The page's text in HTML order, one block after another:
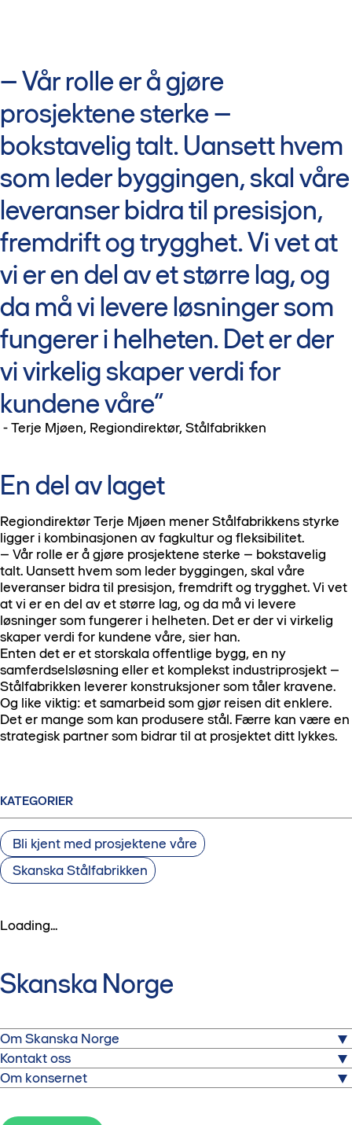
– Vår rolle er å gjøre
prosjektene sterke –
bokstavelig talt. Uansett hvem
som leder byggingen, skal våre
leveranser bidra til presisjon,
fremdrift og trygghet. Vi vet at
vi er en del av et større lag, og
da må vi levere løsninger som
fungerer i helheten. Det er der
vi virkelig skaper verdi for
kundene våre
-Terje Mjøen, Regiondirektør, Stålfabrikken
En del av laget
Regiondirektør Terje Mjøen mener Stålfabrikkens styrke
ligger i kombinasjonen av fagkultur og fleksibilitet.
– Vår rolle er å gjøre prosjektene sterke – bokstavelig
talt. Uansett hvem som leder byggingen, skal våre
leveranser bidra til presisjon, fremdrift og trygghet. Vi vet
at vi er en del av et større lag, og da må vi levere
løsninger som fungerer i helheten. Det er der vi virkelig
skaper verdi for kundene våre, sier han.
Enten det er et storskala offentlige bygg, en ny
samferdselsløsning eller et komplekst industriprosjekt –
Stålfabrikken leverer konstruksjoner som tåler kravene.
Og like viktig: et samarbeid som gjør reisen dit enklere.
Det er mange som kan produsere stål. Færre kan være en
strategisk partner som bidrar til at prosjektet ditt lykkes.
KATEGORIER
Bli kjent med prosjektene våre
Skanska Stålfabrikken
Loading...
Skanska Norge
Om Skanska Norge
Skanska er et av Norges største prosjektutvikler- og
entreprenørkonsern med forretningsområder innen bygg,
Kontakt oss
Skanska Norge
0187 Oslo
Om konsernet
entreprenørkonsern. På den globale nettsiden til Skanska